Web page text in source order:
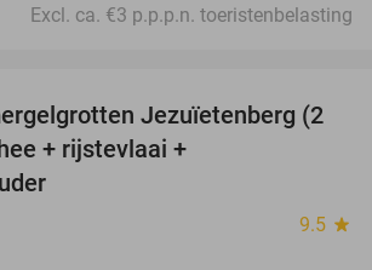
Excl. ca. €3 p.p.p.n. toeristenbelasting
25%
Jezuïetenberg (2
+ rijstevlaai +
9.5 star